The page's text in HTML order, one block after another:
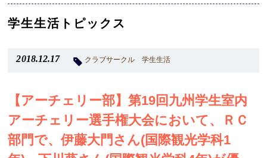
学生生活トピックス
2018.12.17 クラブサークル 学生生活
【アーチェリー部】第19回九州学生室内
アーチェリー選手権大会において、ＲＣ
部門で、伊藤大門さん(国際観光学科1